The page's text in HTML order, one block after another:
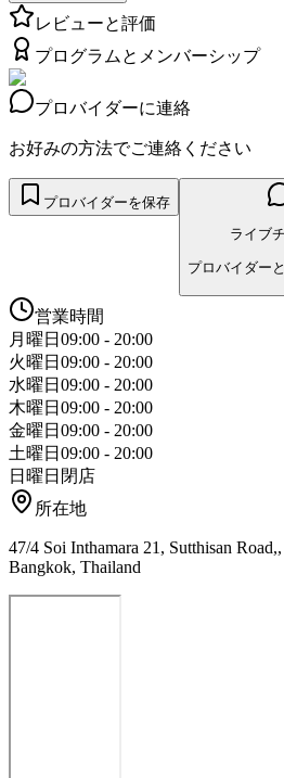
レビューと評価
プログラムとメンバーシップ
プロバイダーに連絡
お好みの方法でご連絡ください
プロバイダーを保存
ライブ
プロバイダー
営業時間
月曜日 09:00 - 20:00
火曜日 09:00 - 20:00
水曜日 09:00 - 20:00
木曜日 09:00 - 20:00
金曜日 09:00 - 20:00
土曜日 09:00 - 20:00
日曜日 閉店
所在地
47/4 Soi Inthamara 21, Sutthisan
Bangkok, Thailand